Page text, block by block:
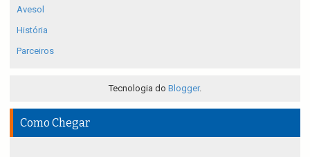
Avesol
História
Parceiros
Tecnologia do Blogger.
Como Chegar